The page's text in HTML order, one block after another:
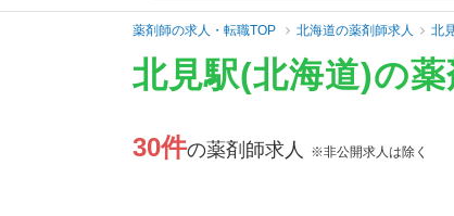
薬剤師の求人・転職TOP 北海道の薬剤師求人 北
北見駅(北海道)の
30件の薬剤師求人 ※非公開求人は除く